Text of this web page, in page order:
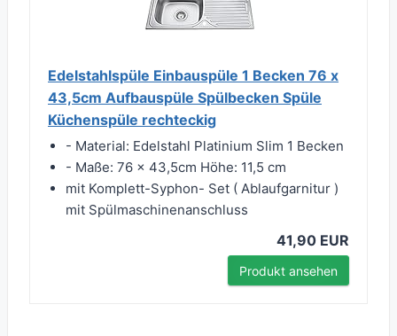
Edelstahlspüle Einbauspüle 1 Becken 76 x
43,5cm Aufbauspüle Spülbecken Spüle
Küchenspüle rechteckig
- Material: Edelstahl Platinium Slim 1 Becken
- Maße: 76 x 43,5cm Höhe: 11,5 cm
mit Komplett-Syphon- Set ( Ablaufgarnitur )
mit Spülmaschinenanschluss
41,90 EUR
Produkt ansehen